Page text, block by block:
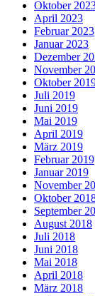
Oktober
April 2023
Februar 2023
Januar 2023
Dezember
November
Oktober
Juli 2019
Juni 2019
Mai 2019
April 2019
März 2019
Februar 2019
Januar 2019
November
Oktober
September
August 2018
Juli 2018
Juni 2018
Mai 2018
April 2018
März 2018